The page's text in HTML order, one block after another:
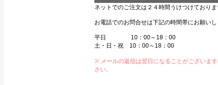
ネットでのご注文は２４時間うけつけており
お電話でのお問合せは下記の時間帯にお願い
平日 10：00～18：00
土・日・祝 10：00～18：00
※ メールの返信は翌日になることがございま
さい。